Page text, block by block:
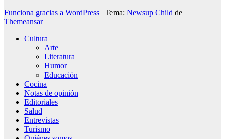
Funciona gracias a WordPress | Tema: Newsup Child de
Themeansar
Cultura
Arte
Literatura
Humor
Educación
Cocina
Notas de opinión
Editoriales
Salud
Entrevistas
Turismo